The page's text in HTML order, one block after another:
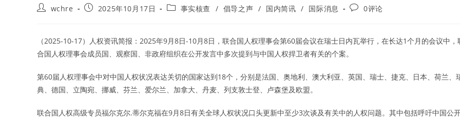
Postwchre
Post2025年10月17日
Post事实核查 / 倡导之声 / 国内简讯 / 国际消息
Post0评论
（2025-10-17）人权资讯简报：2025年9月8日-10月8日，联合国人权理事会第60届会议在瑞士日内瓦举行，在长达1个月的会议中，
合国人权理事会成员国、观察国、非政府组织在公开发言中多次提到与中国人权捍卫者有关的个案。
第60届人权理事会中对中国人权状况表达关切的国家达到18个，分别是法国、奥地利、澳大利亚、英国、瑞士、捷克、日本、荷兰、
典、德国、立陶宛、挪威、芬兰、爱尔兰、加拿大、丹麦、列支敦士登、卢森堡及欧盟。
联合国人权高级专员福尔克尔.蒂尔克福在9月8日有关全球人权状况口头更新中至少3次谈及有关中的人权问题。其中包括呼吁中国公